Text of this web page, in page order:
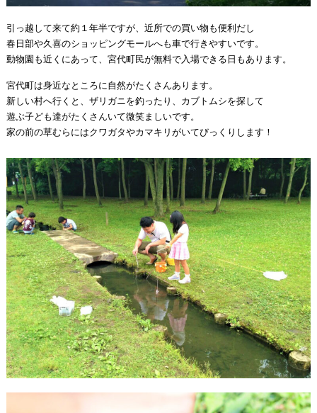
引っ越して来て約１年半ですが、近所での買い物も便利だし
春日部や久喜のショッピングモールへも車で行きやすいです。
動物園も近くにあって、宮代町民が無料で入場できる日もあります。
宮代町は身近なところに自然がたくさんあります。
新しい村へ行くと、ザリガニを釣ったり、カブトムシを探して
遊ぶ子ども達がたくさんいて微笑ましいです。
家の前の草むらにはクワガタやカマキリがいてびっくりします！